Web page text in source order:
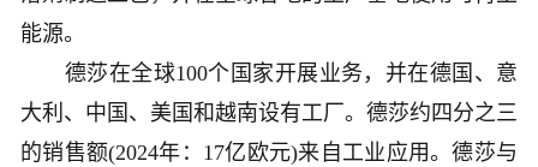
能源。
德莎在全球100个国家开展业务，并在德国、意
大利、中国、美国和越南设有工厂。德莎约四分之三
的销售额(2024年：17亿欧元)来自工业应用。德莎与